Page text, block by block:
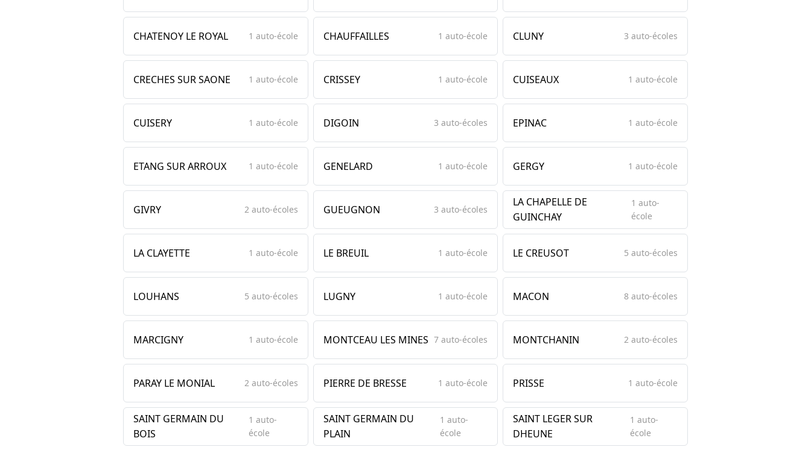
CHATENOY LE ROYAL 1 auto-école CHAUFFAILLES 1 auto-école CLUNY 3 auto-écoles
CRECHES SUR SAONE 1 auto-école CRISSEY 1 auto-école CUISEAUX 1 auto-école
CUISERY 1 auto-école DIGOIN 3 auto-écoles EPINAC 1 auto-école
ETANG SUR ARROUX 1 auto-école GENELARD 1 auto-école GERGY 1 auto-école
GIVRY 2 auto-écoles GUEUGNON 3 auto-écoles
LA CHAPELLE DE
GUINCHAY
1 auto-
école
LA CLAYETTE 1 auto-école LE BREUIL 1 auto-école LE CREUSOT 5 auto-écoles
LOUHANS 5 auto-écoles LUGNY 1 auto-école MACON 8 auto-écoles
MARCIGNY 1 auto-école MONTCEAU LES MINES 7 auto-écoles MONTCHANIN 2 auto-écoles
PARAY LE MONIAL 2 auto-écoles PIERRE DE BRESSE 1 auto-école PRISSE 1 auto-école
SAINT GERMAIN DU
BOIS
1 auto-
école
SAINT GERMAIN DU
PLAIN
1 auto-
école
SAINT LEGER SUR
DHEUNE
1 auto-
école